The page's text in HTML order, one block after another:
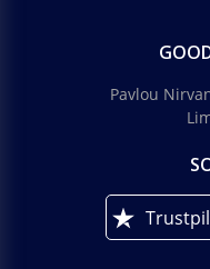
Pavlou